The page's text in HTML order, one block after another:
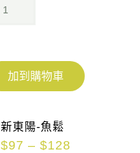
加到購物車
新東陽-魚鬆
$97 – $128